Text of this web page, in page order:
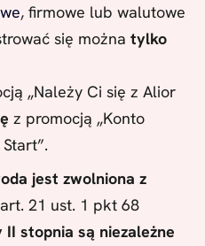
, firmowe lub walutowe
się można tylko
„Należy Ci się z Alior
z promocją „Konto
jest zwolniona z
21 ust. 1 pkt 68
II stopnia są niezależne